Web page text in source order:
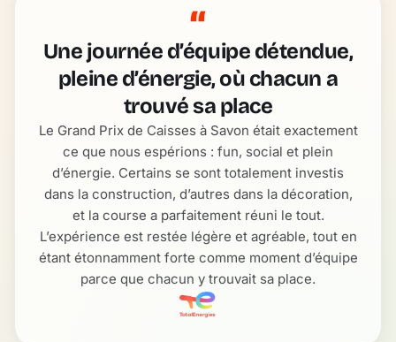
“
Une journée d’équipe détendue,
pleine d’énergie, où chacun a
trouvé sa place
Le Grand Prix de Caisses à Savon était exactement
ce que nous espérions : fun, social et plein
d’énergie. Certains se sont totalement investis
dans la construction, d’autres dans la décoration,
et la course a parfaitement réuni le tout.
L’expérience est restée légère et agréable, tout en
étant étonnamment forte comme moment d’équipe
parce que chacun y trouvait sa place.